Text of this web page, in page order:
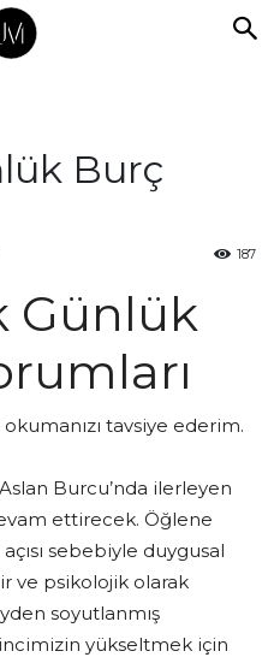
Burç
187
Günlük
tavsiye ederim.
Aslan Burcu’nda ilerleyen
ettirecek. Öğlene
sebebiyle duygusal
ve psikolojik olarak
soyutlanmış
yükseltmek için